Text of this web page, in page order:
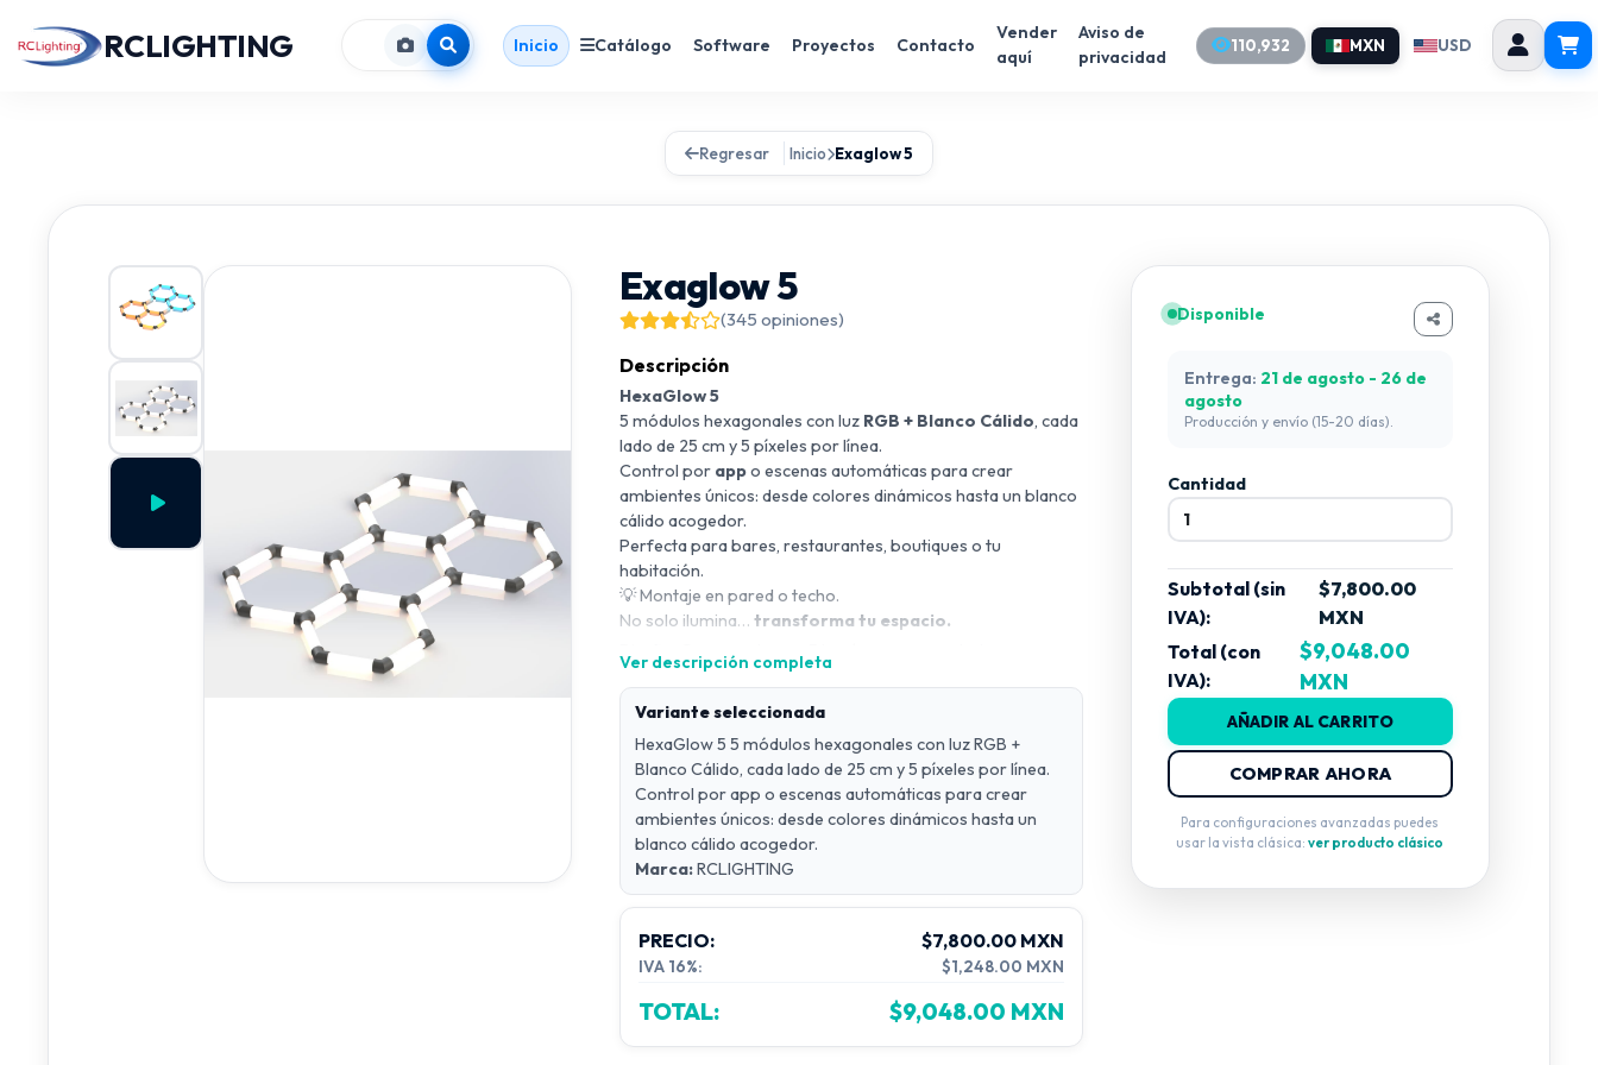
RCLIGHTING Inicio Catálogo Software Proyectos Contacto
Vender
aquí
Aviso de
privacidad
110,932 MXN USD
Regresar Inicio Exaglow 5
Exaglow 5
(345 opiniones)
Descripción
HexaGlow 5
5 módulos hexagonales con luz RGB + Blanco Cálido, cada
lado de 25 cm y 5 píxeles por línea.
Control por appo escenas automáticas para crear
ambientes únicos: desde colores dinámicos hasta un blanco
cálido acogedor.
Perfecta para bares, restaurantes, boutiques o tu
habitación.
💡Montaje en pared o techo.
No solo ilumina… transforma tu espacio.
Diseño: Compuesto por 5 hexágonos conectados
Tipo de LED: RGB + Blanco Cálido (por píxel)
Cantidad de píxeles: 5 píxeles por línea
Control: App móvil + escenas automáticas
Modos de iluminación:
Escenas dinámicas
Color estático (incluido blanco cálido)
Efectos personalizados
Ideal para: Restaurantes, bares, habitaciones modernas,
boutiques, estudios creativos
Ver descripción completa
Variante seleccionada
HexaGlow 5 5 módulos hexagonales con luz RGB +
Blanco Cálido, cada lado de 25 cm y 5 píxeles por línea.
Control por app o escenas automáticas para crear
ambientes únicos: desde colores dinámicos hasta un
blanco cálido acogedor.
Marca:RCLIGHTING
PRECIO: $7,800.00 MXN
IVA 16%: $1,248.00 MXN
TOTAL: $9,048.00 MXN
Disponible
Entrega: 21 de agosto - 26 de
agosto
Producción y envío (15-20 días).
Cantidad
Subtotal (sin
IVA):
$7,800.00
MXN
Total (con
IVA):
$9,048.00
MXN
AÑADIR AL CARRITO
COMPRAR AHORA
Para configuraciones avanzadas puedes
usar la vista clásica:ver producto clásico